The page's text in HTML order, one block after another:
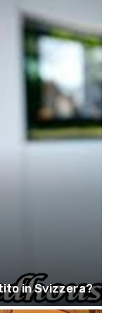
in Svizzera?